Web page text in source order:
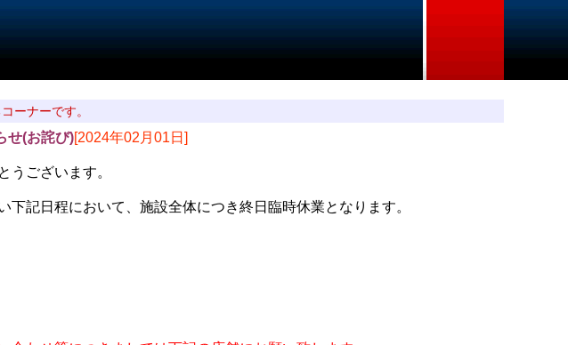
ーナーです。
せ(お詫び)[2024年02月01日]
うございます。
記日程において、施設全体につき終日臨時休業となります。